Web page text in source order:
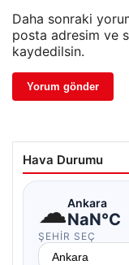
Daha sonraki
posta adresim ve
kaydedilsin.
Hava Durumu
☁Ankara
NaN°C
ŞEHIR SEÇ